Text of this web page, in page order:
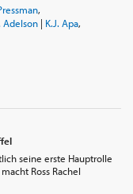
,
Adelson| K.J. Apa,
seine erste Hauptrolle
Ross Rachel